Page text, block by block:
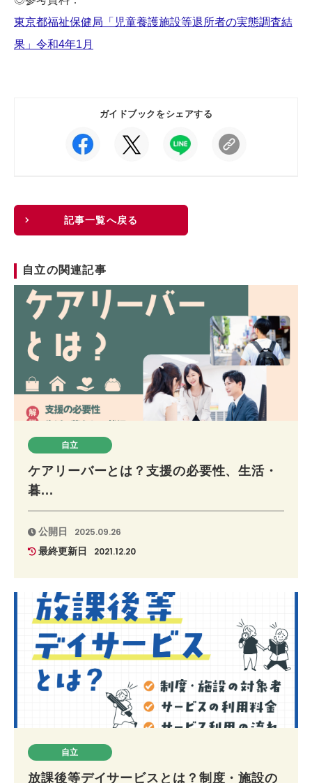
東京都福祉保健局「児童養護施設等退所者の実態調査結
果」令和4年1月
ガイドブックをシェアする
記事一覧へ戻る
自立の関連記事
自立
ケアリーバーとは？支援の必要性、生活・
暮...
公開日 2025.09.26
最終更新日 2021.12.20
自立
放課後等デイサービスとは？制度・施設の